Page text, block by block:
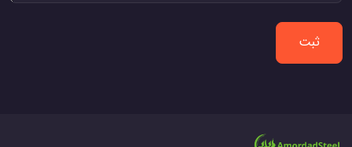
ثبت